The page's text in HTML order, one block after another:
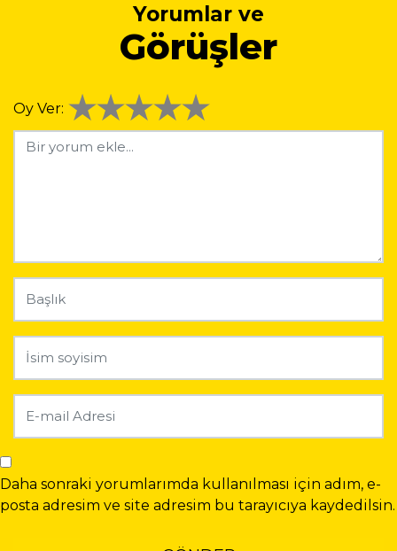
Yorumlar ve
Görüşler
Oy Ver:
Daha sonraki yorumlarımda kullanılması için adım, e-
posta adresim ve site adresim bu tarayıcıya kaydedilsin.